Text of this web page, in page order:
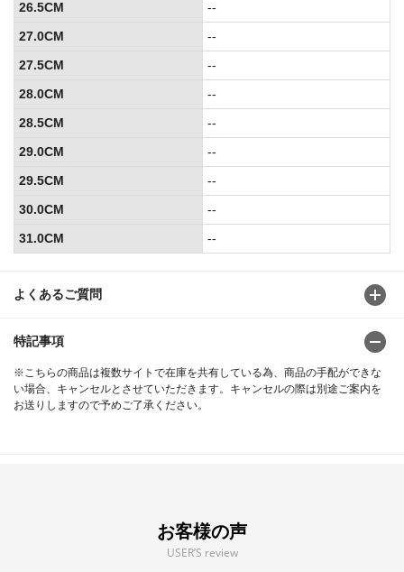
よくあるご質問
特記事項
※こちらの商品は複数サイトで在庫を共有している為、商品の手配ができな
い場合、キャンセルとさせていただきます。キャンセルの際は別途ご案内を
お送りしますので予めご了承ください。
26.5CM
--
27.0CM
--
27.5CM
--
28.0CM
--
28.5CM
--
29.0CM
--
29.5CM
--
30.0CM
--
31.0CM
--
お客様の声
USER’S review